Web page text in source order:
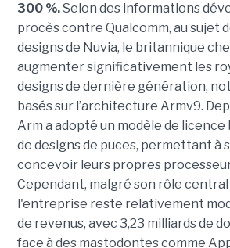
300 %.Selon des informations
procès contre Qualcomm, au sujet
designs de Nuvia, le britannique
augmenter significativement les
designs de dernière génération,
basés sur l’architecture Armv9.
Arm a adopté un modèle de licence
de designsde puces, permettant à
concevoir leurs propres
Cependant, malgré son rôle
l'entreprise reste relativement
de revenus, avec 3,23 milliards de
face à des mastodontes comme